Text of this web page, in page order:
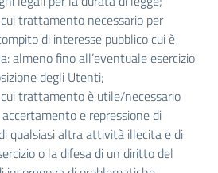
trattamento necessario per
di interesse pubblico cui è
almeno fino all’eventuale esercizio
degli Utenti;
trattamento è utile/necessario
e repressione di
qualsiasi altra attività illecita e di
o la difesa di un diritto del